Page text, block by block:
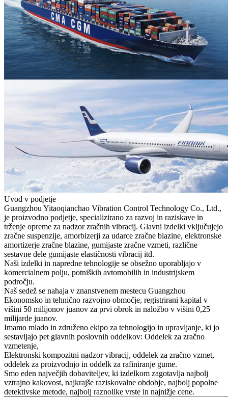
Uvod v podjetje
Guangzhou Yitaoqianchao Vibration Control Technology Co., Ltd.,
je proizvodno podjetje, specializirano za razvoj in raziskave in
trženje opreme za nadzor zračnih vibracij. Glavni izdelki vključujejo
zračne suspenzije, amorbizerji za udarce zračne blazine, elektronske
amortizerje zračne blazine, gumijaste zračne vzmeti, različne
sestavne dele gumijaste elastičnosti vibracij itd.
Naši izdelki in napredne tehnologije se obsežno uporabljajo v
komercialnem polju, potniških avtomobilih in industrijskem
področju.
Naš sedež se nahaja v znanstvenem mestecu Guangzhou
Ekonomsko in tehnično razvojno območje, registrirani kapital v
višini 50 milijonov juanov za prvi obrok in naložbo v višini 0,25
milijarde juanov.
Imamo mlado in združeno ekipo za tehnologijo in upravljanje, ki jo
sestavljajo pet glavnih poslovnih oddelkov: Oddelek za zračno
vzmetenje,
Elektronski kompozitni nadzor vibracij, oddelek za zračno vzmet,
oddelek za proizvodnjo in oddelk za rafiniranje gume.
Smo eden največjih dobaviteljev, ki izdelkom zagotavlja najbolj
vztrajno kakovost, najkrajše raziskovalne obdobje, najbolj popolne
detektivske metode, najbolj raznolike vrste in najnižje cene.